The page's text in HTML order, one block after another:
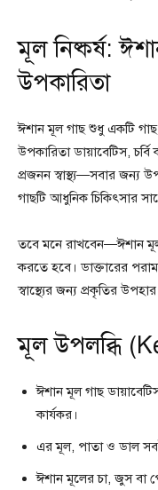
মূল নিষ্কর্ষ:
উপকারিতা
ঈশান মূল গাছ শুধু একটি গাছ
উপকারিতা ডায়াবেটিস,
প্রজনন স্বাস্থ্য—সবার জন্য
গাছটি আধুনিক চিকিৎসার
তবে মনে রাখবেন—ঈশান
করতে হবে। ডাক্তারের
স্বাস্থ্যের জন্য প্রকৃতির
মূল উপলব্ধি
ঈশান মূল গাছ
কার্যকর।
এর মূল, পাতা ও ডাল
ঈশান মূলের চা, জুস বা